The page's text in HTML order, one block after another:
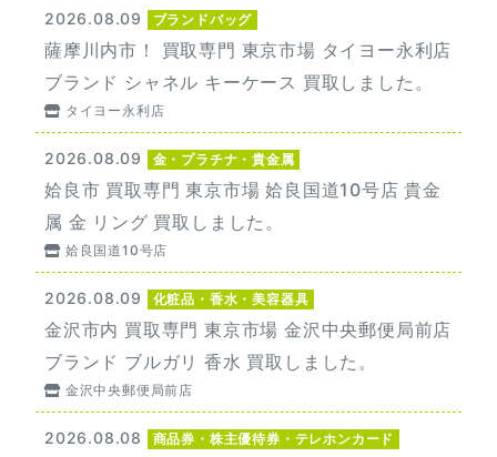
2026.08.09 ブランドバッグ
薩摩川内市！ 買取専門 東京市場 タイヨー永利店
ブランド シャネル キーケース 買取しました。
タイヨー永利店
2026.08.09 金・プラチナ・貴金属
姶良市 買取専門 東京市場 姶良国道10号店 貴金
属 金 リング 買取しました。
姶良国道10号店
2026.08.09 化粧品・香水・美容器具
金沢市内 買取専門 東京市場 金沢中央郵便局前店
ブランド ブルガリ 香水 買取しました。
金沢中央郵便局前店
2026.08.08 商品券・株主優待券・テレホンカード